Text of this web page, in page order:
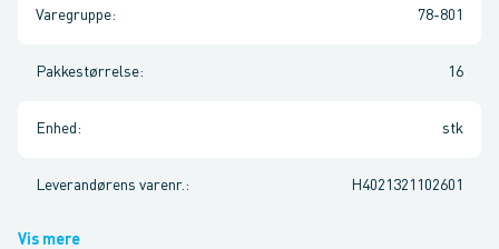
Varegruppe: 78-801
Pakkestørrelse: 16
Enhed : stk
Leverandørens varenr. : H4021321102601
Vis mere